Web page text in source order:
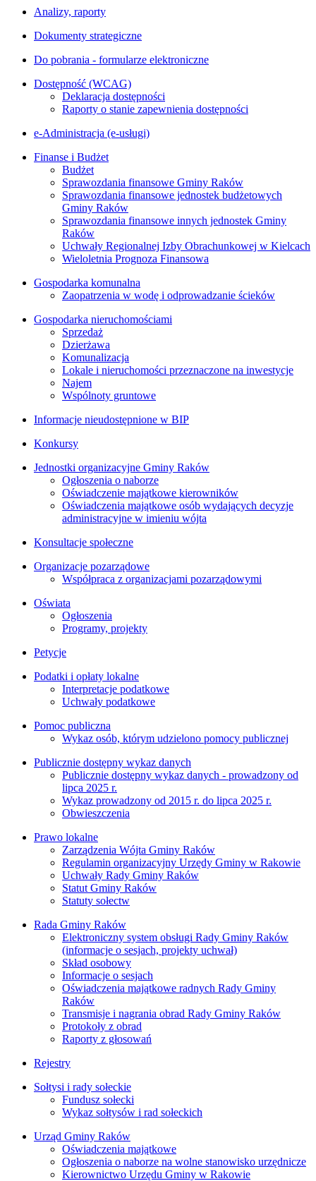
Analizy, raporty
Dokumenty strategiczne
Do pobrania - formularze elektroniczne
Dostępność (WCAG)
Deklaracja dostępności
Raporty o stanie zapewnienia dostępności
e-Administracja (e-usługi)
Finanse i Budżet
Budżet
Sprawozdania finansowe Gminy Raków
Sprawozdania finansowe jednostek budżetowych
Gminy Raków
Sprawozdania finansowe innych jednostek Gminy
Raków
Uchwały Regionalnej Izby Obrachunkowej w Kielcach
Wieloletnia Prognoza Finansowa
Gospodarka komunalna
Zaopatrzenia w wodę i odprowadzanie ścieków
Gospodarka nieruchomościami
Sprzedaż
Dzierżawa
Komunalizacja
Lokale i nieruchomości przeznaczone na inwestycje
Najem
Wspólnoty gruntowe
Informacje nieudostępnione w BIP
Konkursy
Jednostki organizacyjne Gminy Raków
Ogłoszenia o naborze
Oświadczenie majątkowe kierowników
Oświadczenia majątkowe osób wydających decyzje
administracyjne w imieniu wójta
Konsultacje społeczne
Organizacje pozarządowe
Współpraca z organizacjami pozarządowymi
Oświata
Ogłoszenia
Programy, projekty
Petycje
Podatki i opłaty lokalne
Interpretacje podatkowe
Uchwały podatkowe
Pomoc publiczna
Wykaz osób, którym udzielono pomocy publicznej
Publicznie dostępny wykaz danych
Publicznie dostępny wykaz danych - prowadzony od
lipca 2025 r.
Wykaz prowadzony od 2015 r. do lipca 2025 r.
Obwieszczenia
Prawo lokalne
Zarządzenia Wójta Gminy Raków
Regulamin organizacyjny Urzędy Gminy w Rakowie
Uchwały Rady Gminy Raków
Statut Gminy Raków
Statuty sołectw
Rada Gminy Raków
Elektroniczny system obsługi Rady Gminy Raków
(informacje o sesjach, projekty uchwał)
Skład osobowy
Informacje o sesjach
Oświadczenia majątkowe radnych Rady Gminy
Raków
Transmisje i nagrania obrad Rady Gminy Raków
Protokoły z obrad
Raporty z głosowań
Rejestry
Sołtysi i rady sołeckie
Fundusz sołecki
Wykaz sołtysów i rad sołeckich
Urząd Gminy Raków
Oświadczenia majątkowe
Ogłoszenia o naborze na wolne stanowisko urzędnicze
Kierownictwo Urzędu Gminy w Rakowie